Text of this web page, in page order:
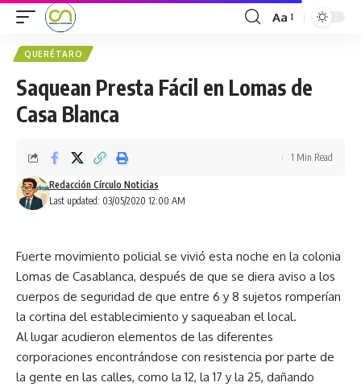
Aa
QUERÉTARO
Saquean Presta Fácil en Lomas de
Casa Blanca
Last updated: 03/05/2020 12:00 AM
Redacción Círculo Noticias
1 Min Read
Fuerte movimiento policial se vivió esta noche en la colonia
Lomas de Casablanca, después de que se diera aviso a los
cuerpos de seguridad de que entre 6 y 8 sujetos romperían
la cortina del establecimiento y saqueaban el local.
Al lugar acudieron elementos de las diferentes
corporaciones encontrándose con resistencia por parte de
la gente en las calles, como la 12, la 17 y la 25, dañando